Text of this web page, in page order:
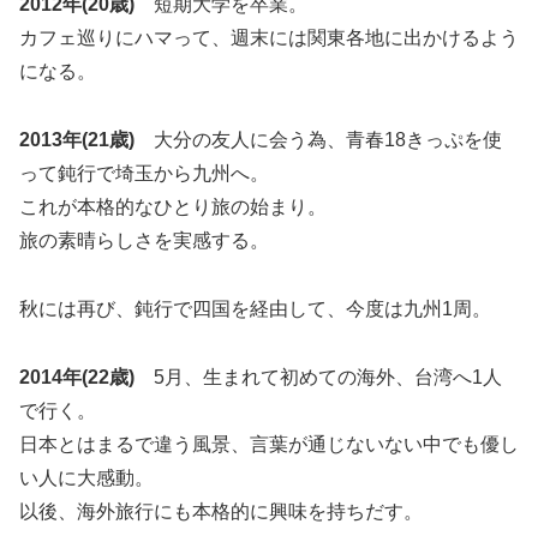
2012年(20歳) 短期大学を卒業。
カフェ巡りにハマって、週末には関東各地に出かけるよう
になる。
2013年(21歳) 大分の友人に会う為、青春18きっぷを使
って鈍行で埼玉から九州へ。
これが本格的なひとり旅の始まり。
旅の素晴らしさを実感する。
秋には再び、鈍行で四国を経由して、今度は九州1周。
2014年(22歳) 5月、生まれて初めての海外、台湾へ1人
で行く。
日本とはまるで違う風景、言葉が通じないない中でも優し
い人に大感動。
以後、海外旅行にも本格的に興味を持ちだす。